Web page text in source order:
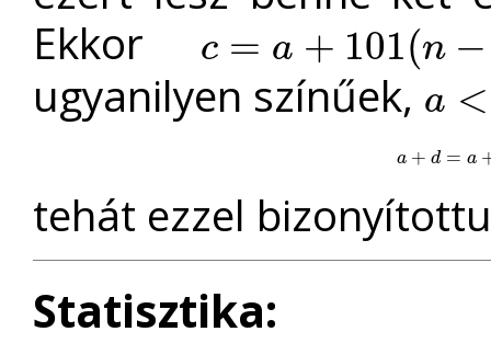
Ekkor
c = a + 101(n −
c= a+101(n −m
ugyanilyen színűek, a <
a< b<c
a + d = a
a +d= a+b
tehát ezzel
Statisztika: